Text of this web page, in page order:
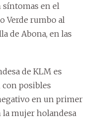
síntomas en el
Verde rumbo al
de Abona, en las
de KLM es
posibles
en un primer
la mujer holandesa